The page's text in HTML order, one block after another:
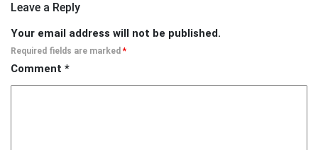
Leave a Reply
Your email address will not be published.
Required fields are marked *
Comment *